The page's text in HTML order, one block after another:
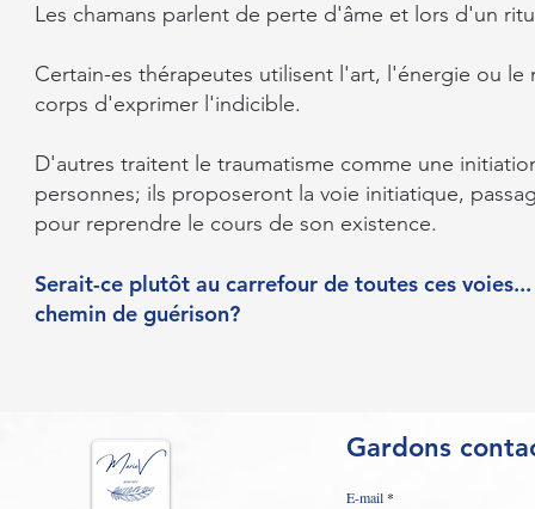
Les chamans parlent de perte d'âme et lors d'un
Certain-es thérapeutes utilisent l'art, l'énergie ou
corps d'exprimer l'indicible.
D'autres traitent le traumatisme comme une
personnes; ils proposeront la voie initiatique,
pour reprendre le cours de son existence.
Serait-ce plutôt au carrefour de toutes ces
chemin de guérison?
Gardons
E-mail